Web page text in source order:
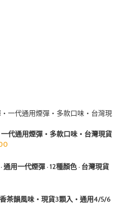
代通用煙彈・多款口味・台灣現貨
用一代煙彈 · 12種顏色 · 台灣現貨
茶韻風味・現貨3顆入・通用4/5/6